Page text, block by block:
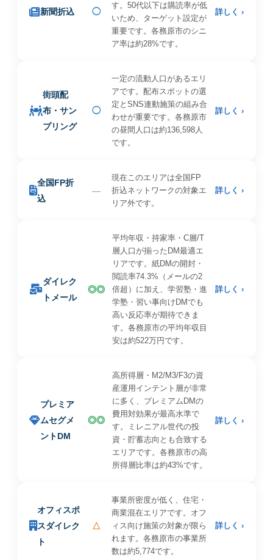
新聞折込 ◯
す。50代以下は購読率が低
いため、ターゲット設定が
重要です。各務原市のシニ
ア率は約28%です。
詳しく ›
街頭配
布・サン
プリング
◯
一定の流動人口があるエリ
アです。配布スポットの選
定とSNS連動施策の組み合
わせが重要です。各務原市
の昼間人口は約136,598人
です。
詳しく ›
全国FP折
込
—
現在このエリアは全国FP
折込ネットワークの対象エ
リア外です。
詳しく ›
ダイレク
トメール
◎◎
平均年収・持家率・C層/T
層人口が揃ったDM最適エ
リアです。紙DMの開封・
閲読率74.3%（メールの2
倍超）に加え、学習塾・進
学塾・習い事向けDMでも
高い反応率が期待できま
す。各務原市の平均年収目
安は約522万円です。
詳しく ›
プレミア
ムセグメ
ントDM
◎◎
高所得層・M2/M3/F3の資
産運用インテント層が非常
に多く、プレミアムDMの
費用対効果が最高水準で
す。ミレニアル世代の投
資・貯蓄志向とも合致する
エリアです。各務原市の高
所得層比率は約43%です。
詳しく ›
オフィスポ
スダイレク
ト
△
事業所密度が低く、住宅・
商業混在エリアです。オフ
ィス向け施策の対象が限ら
れます。各務原市の事業所
数は約5,774です。
詳しく ›